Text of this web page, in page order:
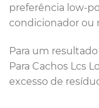
preferência low-
condicionador ou
Para um
Para Cachos Lcs
excesso de